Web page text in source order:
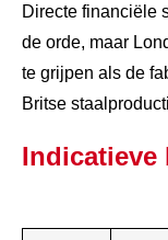
Directe financiële
de orde, maar
te grijpen als de
Britse
Indicatieve